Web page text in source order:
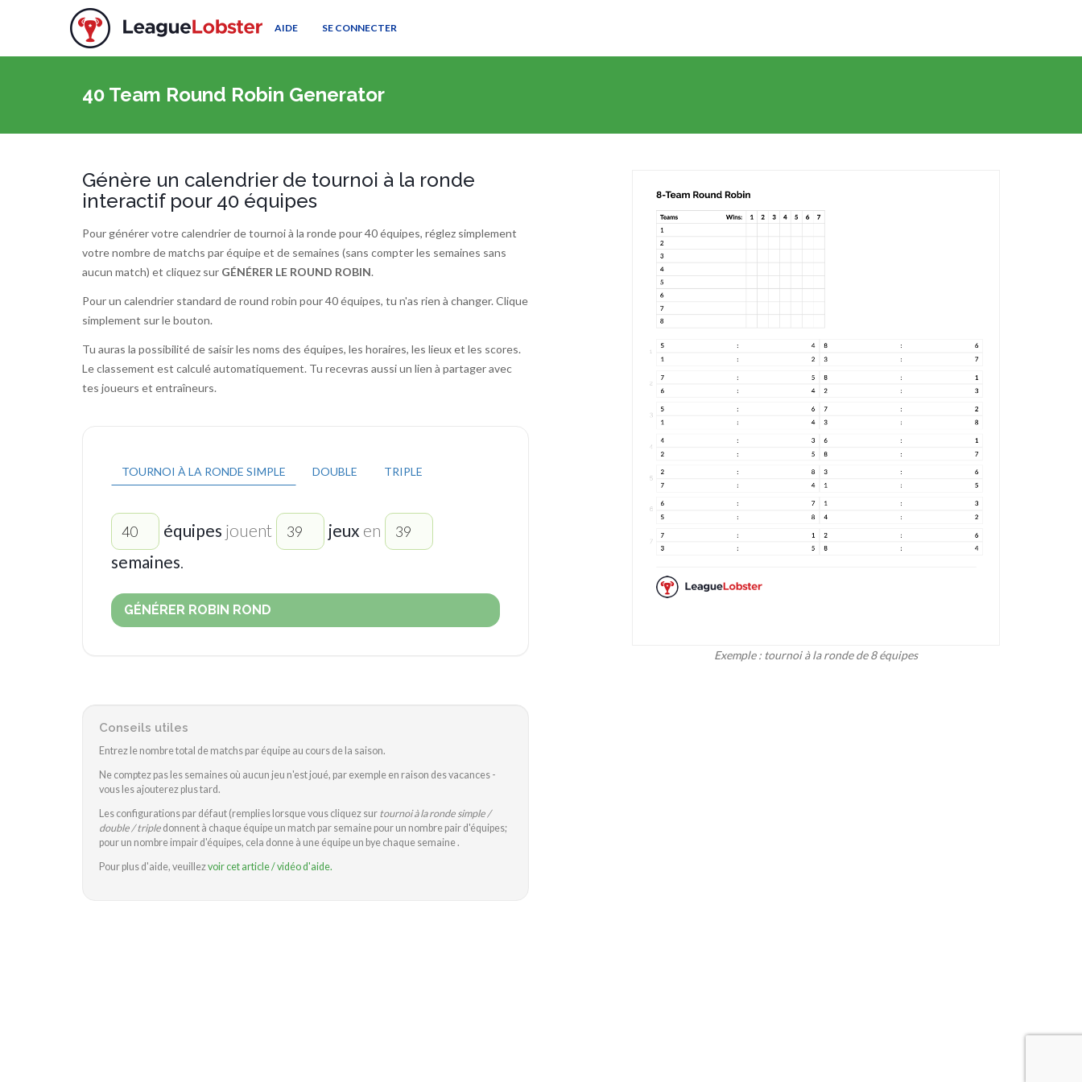
AIDE SE CONNECTER
40 Team Round Robin Generator
Génère un calendrier de tournoi à la ronde
interactif pour 40 équipes
Pour générer votre calendrier de tournoi à la ronde pour 40 équipes, réglez simplement
votre nombre de matchs par équipe et de semaines (sans compter les semaines sans
aucun match) et cliquez sur GÉNÉRER LE ROUND ROBIN.
Pour un calendrier standard de round robin pour 40 équipes, tu n'as rien à changer. Clique
simplement sur le bouton.
Tu auras la possibilité de saisir les noms des équipes, les horaires, les lieux et les scores.
Le classement est calculé automatiquement. Tu recevras aussi un lien à partager avec
tes joueurs et entraîneurs.
TOURNOI À LA RONDE SIMPLE DOUBLE TRIPLE
équipes jouent jeux en
semaines.
GÉNÉRER ROBIN ROND
Conseils utiles
Entrez le nombre total de matchs par équipe au cours de la saison.
Ne comptez pas les semaines où aucun jeu n'est joué, par exemple en raison des vacances -
vous les ajouterez plus tard.
Les configurations par défaut (remplies lorsque vous cliquez sur tournoi à la ronde simple /
double / triple donnent à chaque équipe un match par semaine pour un nombre pair d'équipes;
pour un nombre impair d'équipes, cela donne à une équipe un bye chaque semaine .
Pour plus d'aide, veuillezvoir cet article / vidéo d'aide.
Exemple : tournoi à la ronde de 8 équipes